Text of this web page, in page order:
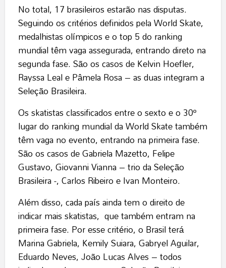
No total, 17 brasileiros estarão nas disputas.
Seguindo os critérios definidos pela World Skate,
medalhistas olímpicos e o top 5 do ranking
mundial têm vaga assegurada, entrando direto na
segunda fase. São os casos de Kelvin Hoefler,
Rayssa Leal e Pâmela Rosa – as duas integram a
Seleção Brasileira.
Os skatistas classificados entre o sexto e o 30º
lugar do ranking mundial da World Skate também
têm vaga no evento, entrando na primeira fase.
São os casos de Gabriela Mazetto, Felipe
Gustavo, Giovanni Vianna – trio da Seleção
Brasileira -, Carlos Ribeiro e Ivan Monteiro.
Além disso, cada país ainda tem o direito de
indicar mais skatistas, que também entram na
primeira fase. Por esse critério, o Brasil terá
Marina Gabriela, Kemily Suiara, Gabryel Aguilar,
Eduardo Neves, João Lucas Alves – todos